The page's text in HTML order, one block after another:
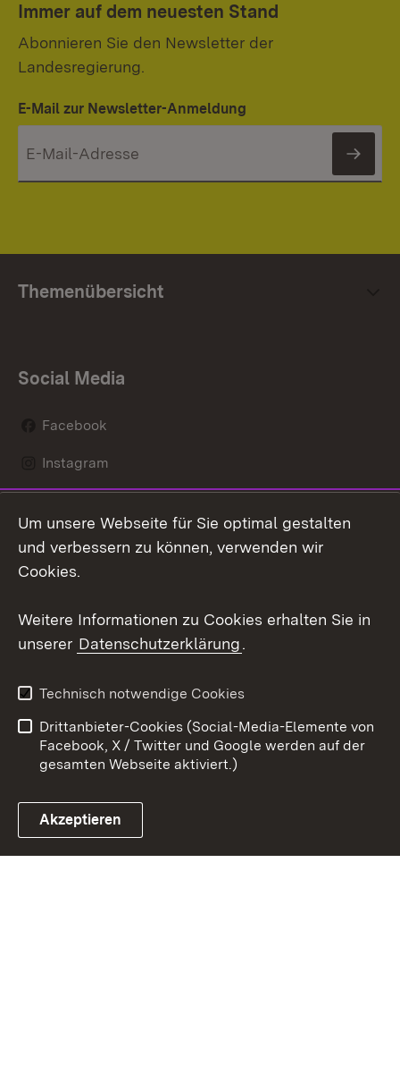
Immer auf dem neuesten Stand
Abonnieren Sie den Newsletter der
Landesregierung.
E-Mail zur Newsletter-Anmeldung
Themenübersicht
Social Media
Facebook
Instagram
Mastodon
Youtube
Link zum Landesportal
Kontakt
Datenschutz
Barrierefreiheit
Impressum Cookies
Um unsere Webseite für Sie optimal gestalten
und verbessern zu können, verwenden wir
Cookies.
Weitere Informationen zu Cookies erhalten Sie in
unserer Datenschutzerklärung.
Technisch notwendige Cookies
Drittanbieter-Cookies (Social-Media-Elemente von
Facebook, X / Twitter und Google werden auf der
gesamten Webseite aktiviert.)
Akzeptieren